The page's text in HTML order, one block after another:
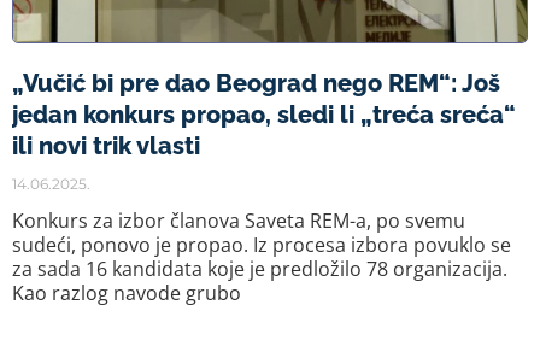
„Vučić bi pre dao Beograd nego REM“: Još
jedan konkurs propao, sledi li „treća sreća“
ili novi trik vlasti
14.06.2025.
Konkurs za izbor članova Saveta REM-a, po svemu
sudeći, ponovo je propao. Iz procesa izbora povuklo se
za sada 16 kandidata koje je predložilo 78 organizacija.
Kao razlog navode grubo